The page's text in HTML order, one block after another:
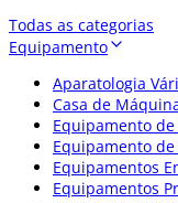
Todas as categorias
Equipamento
Aparatologia
Casa de
Equipamento
Equipamento
Equipamentos
Equipamentos